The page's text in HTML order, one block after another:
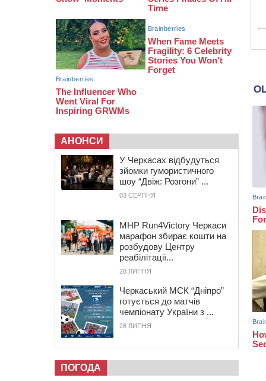
тис грн штрафу за незаконні зміни
08:20 Обрано претендента на посаду
директора Мокрокалигірського
психоневрологічного інтернату
07:23 Уманські міграційники видворили з
країни грузина, який відсидів
термін у колонії
АНОНСИ
У Черкасах відбудуться
зйомки гумористичного
шоу “Двіж: Розгони” ...
03 СЕРПНЯ
MHP Run4Victory Черкаси
марафон збирає кошти на
розбудову Центру
реабілітації...
28 ЛИПНЯ
Черкаський МСК “Дніпро”
готується до матчів
чемпіонату України з ...
28 ЛИПНЯ
ПОГОДА